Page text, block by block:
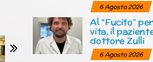
6 Agosto 2026
Al “Fucito”
vita, il
dottore Zulli
6 Agosto 2026